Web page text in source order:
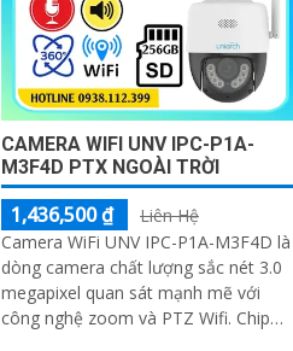
CAMERA WIFI UNV IPC-P1A-
M3F4D PTX NGOÀI TRỜI
1,436,500 ₫
Liên Hệ
Camera WiFi UNV IPC-P1A-M3F4D là
dòng camera chất lượng sắc nét 3.0
megapixel quan sát mạnh mẽ với
công nghệ zoom và PTZ Wifi. Chip